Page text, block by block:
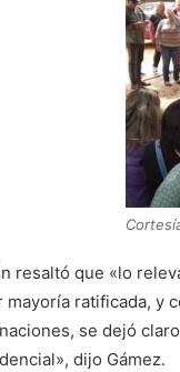
resaltó que «lo
mayoría ratificada, y
se dejó
dijo Gámez.